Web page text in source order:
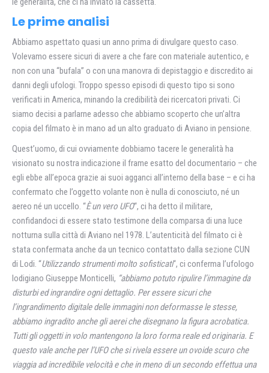
Le prime analisi
Abbiamo aspettato quasi un anno prima di divulgare questo caso.
Volevamo essere sicuri di avere a che fare con materiale autentico, e
non con una “bufala” o con una manovra di depistaggio e discredito ai
danni degli ufologi. Troppo spesso episodi di questo tipo si sono
verificati in America, minando la credibilità dei ricercatori privati. Ci
siamo decisi a parlarne adesso che abbiamo scoperto che un’altra
copia del filmato è in mano ad un alto graduato di Aviano in pensione.
Quest’uomo, di cui ovviamente dobbiamo tacere le generalità ha
visionato su nostra indicazione il frame esatto del documentario – che
egli ebbe all’epoca grazie ai suoi agganci all’interno della base – e ci ha
confermato che l’oggetto volante non è nulla di conosciuto, né un
aereo né un uccello. “È un vero UFO“, ci ha detto il militare,
confidandoci di essere stato testimone della comparsa di una luce
notturna sulla città di Aviano nel 1978. L’autenticità del filmato ci è
stata confermata anche da un tecnico contattato dalla sezione CUN
di Lodi. “Utilizzando strumenti molto sofisticati“, ci conferma l’ufologo
lodigiano Giuseppe Monticelli, “abbiamo potuto ripulire l’immagine da
disturbi ed ingrandire ogni dettaglio. Per essere sicuri che
l’ingrandimento digitale delle immagini non deformasse le stesse,
abbiamo ingradito anche gli aerei che disegnano la figura acrobatica.
Tutti gli oggetti in volo mantengono la loro forma reale ed originaria. E
questo vale anche per l’UFO che si rivela essere un ovoide scuro che
viaggia ad incredibile velocità e che in meno di un secondo effettua una